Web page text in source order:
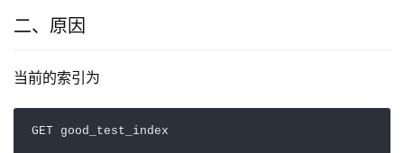
二、原因
当前的索引为
GET good_test_index